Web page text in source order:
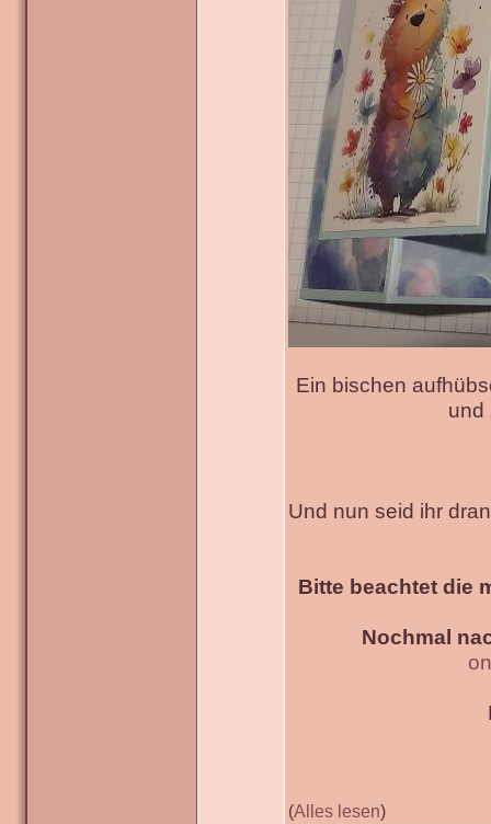
Ein bischen
und
Und nun seid ihr
Bitte beachtet die
Nochmal
(Alles lesen)